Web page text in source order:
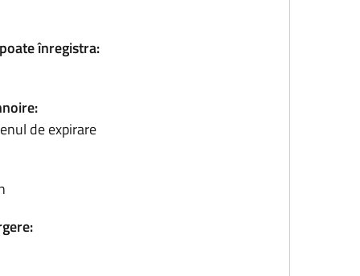
înregistra:
de expirare